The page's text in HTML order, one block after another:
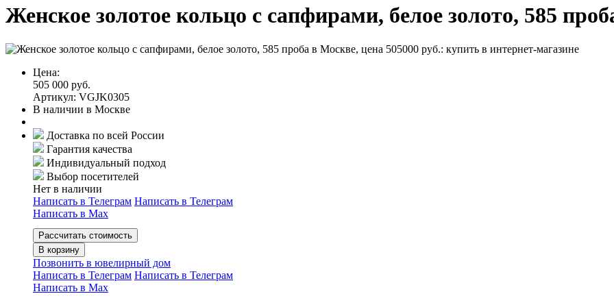
Женское золотое кольцо с сапфирами, белое золото, 585
Цена:
505 000 руб.
Артикул: VGJK0305
В наличии в Москве
Доставка по всей России
Гарантия качества
Индивидуальный подход
Выбор посетителей
Нет в наличии
Написать в Телеграм Написать в Телеграм
Написать в Мах
Рассчитать стоимость
В корзину
Позвонить в ювелирный дом
Написать в Телеграм Написать в Телеграм
Написать в Мах